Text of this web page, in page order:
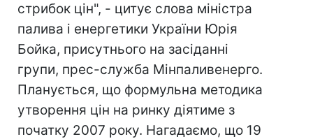
стрибок цін", - цитує слова міністра
палива і енергетики України Юрія
Бойка, присутнього на засіданні
групи, прес-служба Мінпаливенерго.
Планується, що формульна методика
утворення цін на ринку діятиме з
початку 2007 року. Нагадаємо, що 19